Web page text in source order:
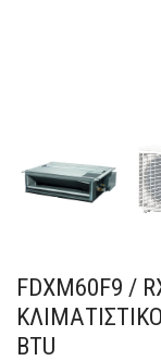
FDXM60F9 /
BTU